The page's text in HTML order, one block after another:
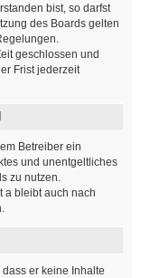
bist, so darfst
des Boards gelten
geschlossen und
Frist jederzeit
Betreiber ein
und unentgeltliches
zu nutzen.
a bleibt auch nach
er keine Inhalte